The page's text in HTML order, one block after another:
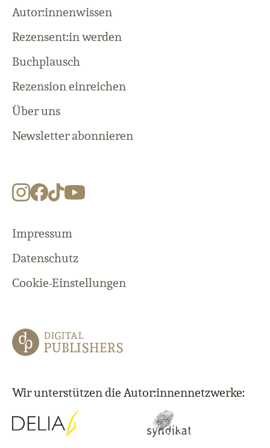
Autor:innenwissen
Rezensent:in werden
Buchplausch
Rezension einreichen
Über uns
Newsletter abonnieren
Impressum
Datenschutz
Cookie-Einstellungen
Wir unterstützen die Autor:innennetzwerke: